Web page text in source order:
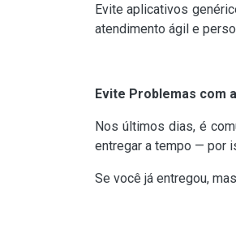
Evite aplicativos
atendimento ágil e
Evite Problemas com
Nos últimos dias, é
entregar a tempo — por
Se você já entregou,